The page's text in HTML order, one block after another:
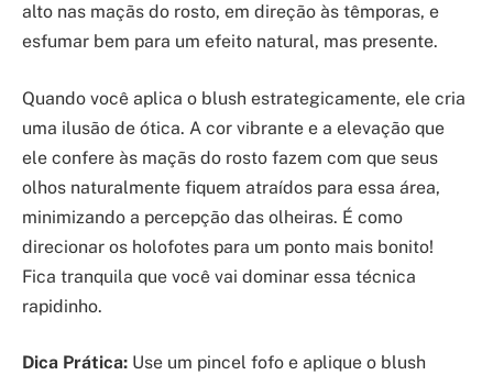
alto nas maçãs do rosto, em direção às têmporas, e
esfumar bem para um efeito natural, mas presente.
Quando você aplica o blush estrategicamente, ele cria
uma ilusão de ótica. A cor vibrante e a elevação que
ele confere às maçãs do rosto fazem com que seus
olhos naturalmente fiquem atraídos para essa área,
minimizando a percepção das olheiras. É como
direcionar os holofotes para um ponto mais bonito!
Fica tranquila que você vai dominar essa técnica
rapidinho.
Dica Prática: Use um pincel fofo e aplique o blush